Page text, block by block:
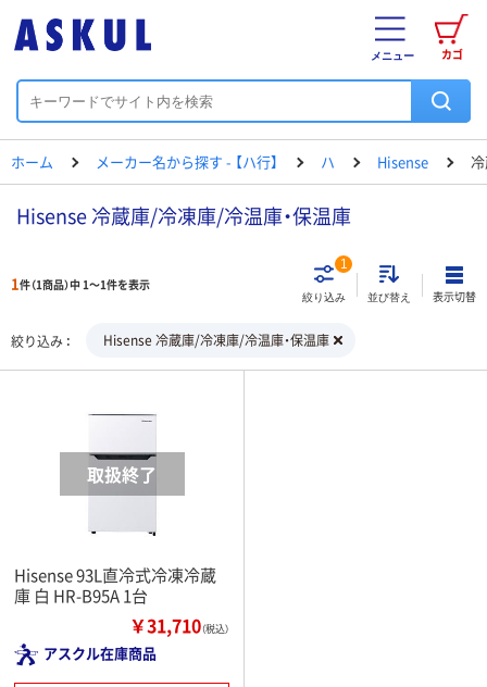
カゴ
メニュー
ホーム メーカー名から探す - 【ハ行】 ハ Hisense
Hisense 冷蔵庫/冷凍庫/冷温庫・保温庫
1件（1商品）中 1～1件を表示
絞り込み
1
並び替え 表示切替
絞り込み Hisense 冷蔵庫/冷凍庫/冷温庫・保温庫
Hisense 93L直冷式冷凍冷蔵
庫 白 HR-B95A 1台
￥31,710（税込）
アスクル在庫商品